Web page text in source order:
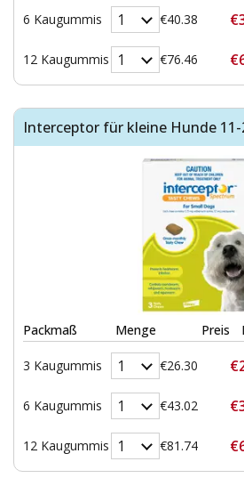
6 Kaugummis €40.38
12 Kaugummis €76.46
Interceptor für kleine Hunde 11-
Packmaß Menge Preis
3 Kaugummis €26.30
6 Kaugummis €43.02
12 Kaugummis €81.74